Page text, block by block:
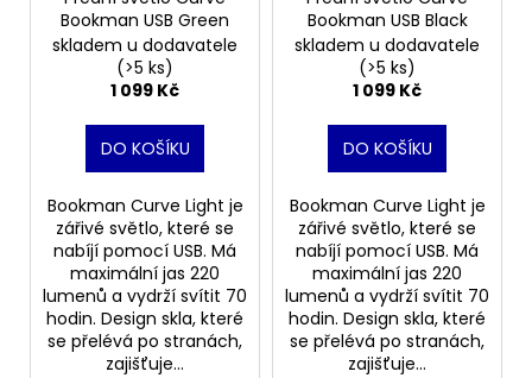
Bookman USB Green
skladem u dodavatele
(>5 ks)
1 099 Kč
DO KOŠÍKU
Bookman Curve Light je
zářivé světlo, které se
nabíjí pomocí USB. Má
maximální jas 220
lumenů a vydrží svítit 70
hodin. Design skla, které
se přelévá po stranách,
zajišťuje...
Bookman USB Black
skladem u dodavatele
(>5 ks)
1 099 Kč
DO KOŠÍKU
Bookman Curve Light je
zářivé světlo, které se
nabíjí pomocí USB. Má
maximální jas 220
lumenů a vydrží svítit 70
hodin. Design skla, které
se přelévá po stranách,
zajišťuje...